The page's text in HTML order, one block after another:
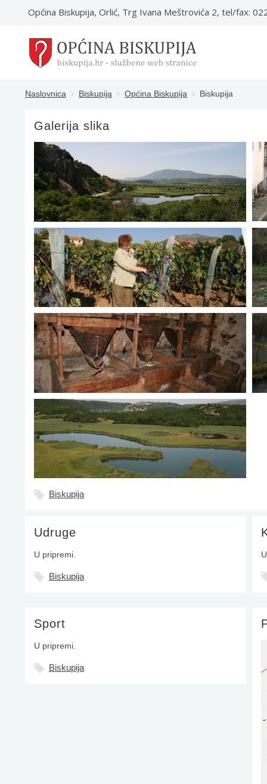
Općina Biskupija, Orlić, Trg Ivana Meštrovića 2, tel/fax:
Naslovnica Biskupija Općina Biskupija Biskupija
Galerija slika
Biskupija
Udruge
U pripremi.
Biskupija
Sport
U pripremi.
Biskupija